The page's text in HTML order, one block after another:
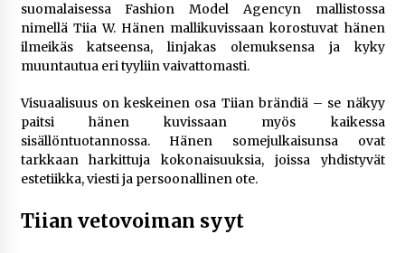
suomalaisessa Fashion Model Agencyn mallistossa
nimellä Tiia W. Hänen mallikuvissaan korostuvat hänen
ilmeikäs katseensa, linjakas olemuksensa ja kyky
muuntautua eri tyyliin vaivattomasti.
Visuaalisuus on keskeinen osa Tiian brändiä – se näkyy
paitsi hänen kuvissaan myös kaikessa
sisällöntuotannossa. Hänen somejulkaisunsa ovat
tarkkaan harkittuja kokonaisuuksia, joissa yhdistyvät
estetiikka, viesti ja persoonallinen ote.
Tiian vetovoiman syyt